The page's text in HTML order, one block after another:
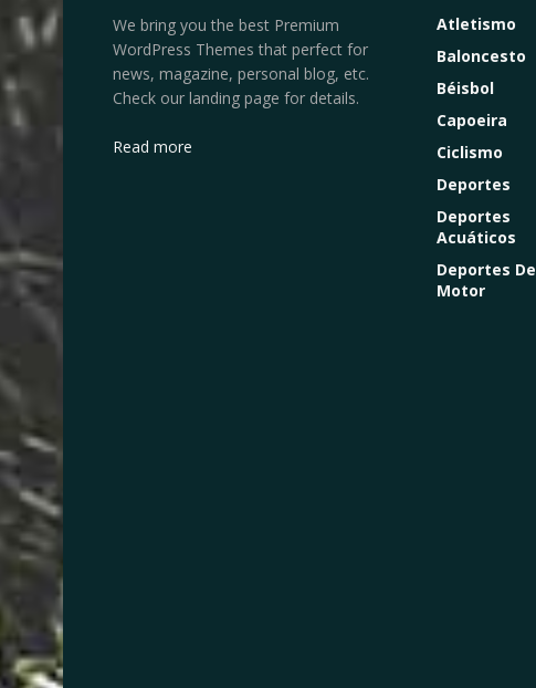
We bring you the best Premium
WordPress Themes that perfect for
news, magazine, personal blog, etc.
Check our landing page for details.
Read more
Atletismo
Baloncesto
Béisbol
Capoeira
Ciclismo
Deportes
Deportes
Acuáticos
Deportes De
Motor